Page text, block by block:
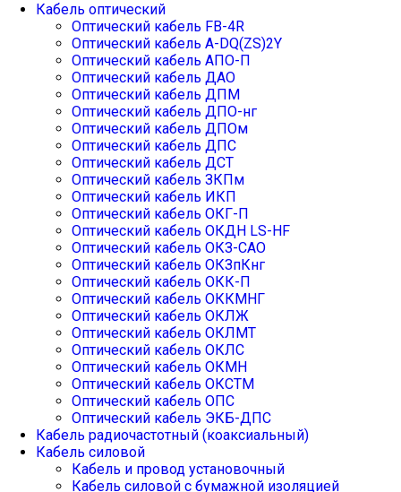
Кабель оптический
Оптический кабель FB-4R
Оптический кабель А-DQ(ZS)2Y
Оптический кабель АПО-П
Оптический кабель ДАО
Оптический кабель ДПМ
Оптический кабель ДПО-нг
Оптический кабель ДПОм
Оптический кабель ДПС
Оптический кабель ДСТ
Оптический кабель ЗКПм
Оптический кабель ИКП
Оптический кабель ОКГ-П
Оптический кабель ОКДН LS-HF
Оптический кабель ОКЗ-САО
Оптический кабель ОКЗпКнг
Оптический кабель ОКК-П
Оптический кабель ОККМНГ
Оптический кабель ОКЛЖ
Оптический кабель ОКЛМТ
Оптический кабель ОКЛС
Оптический кабель ОКМН
Оптический кабель ОКСТМ
Оптический кабель ОПС
Оптический кабель ЭКБ-ДПС
Кабель радиочастотный (коаксиальный)
Кабель силовой
Кабель и провод установочный
Кабель силовой с бумажной изоляцией